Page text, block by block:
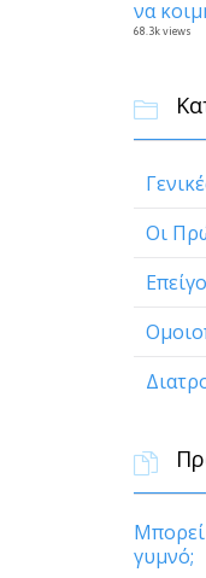
να
68.3k views

Οι

Μπορεί
γυμνό;